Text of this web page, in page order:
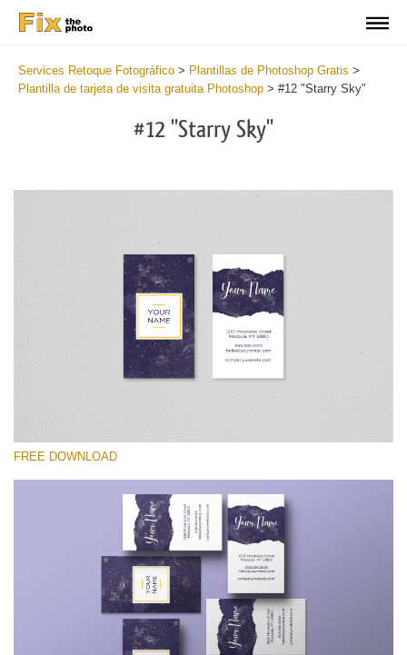
Services Retoque Fotográfico > Plantillas de Photoshop Gratis >
Plantilla de tarjeta de visita gratuita Photoshop > #12 "Starry Sky"
#12 "Starry Sky"
Por favor seleccione
Free Template #12
Photographer Marketing Templates
Descarga gratis
FREE DOWNLOAD